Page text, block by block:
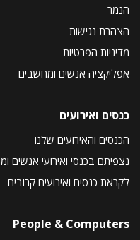
הנמר
הצהרת נגישות
מדיניות הפרטיות
אפליקציה אנשים ומחשבים
כנסים ואירועים
הכנסים והאירועים שלנו
נצפיתם בכנסי ואירועי אנשים
לקראת כנסים ואירועים קרובים
People & Computers